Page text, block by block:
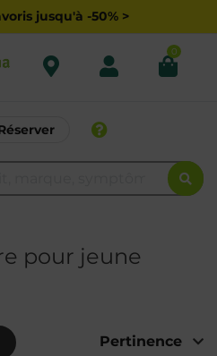
jusqu'à -50% >
0
pour jeune